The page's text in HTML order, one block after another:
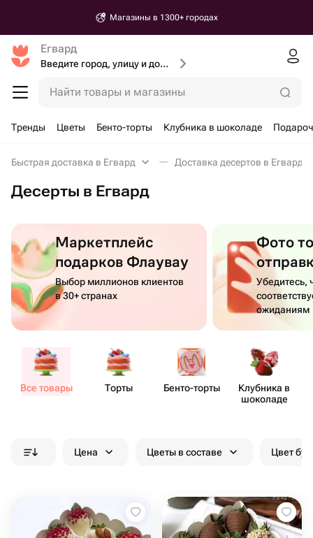
Магазины в 1300+ городах
Егвард
Введите город, улицу и дом доставки
Найти товары и магазины
Тренды Цветы Бенто-торты Клубника в шоколаде
Быстрая доставка в Егвард Доставка десертов в Егвард
Десерты в Егвард
Маркетплейс
подарков Флаувау
Выбор миллионов клиентов
в 30+ странах
Фото
Убедитесь,
ожиданиям
Все товары Торты Бенто​-торты
Клубника в
шоколаде
Цена Цветы в составе Цвет